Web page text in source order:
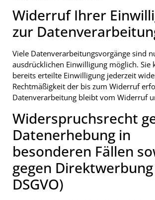
Widerruf Ihrer
zur
Viele Datenverarbeitungsvorgänge sind
ausdrücklichen Einwilligung möglich. Sie
bereits erteilte Einwilligung jederzeit
Rechtmäßigkeit der bis zum Widerruf
Datenverarbeitung bleibt vom Widerruf
Widerspruchsrecht
Datenerhebung in
besonderen Fällen
gegen
DSGVO)